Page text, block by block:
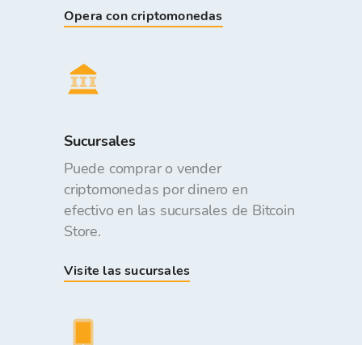
Opera con criptomonedas
Sucursales
Puede comprar o vender
criptomonedas por dinero en
efectivo en las sucursales de Bitcoin
Store.
Visite las sucursales